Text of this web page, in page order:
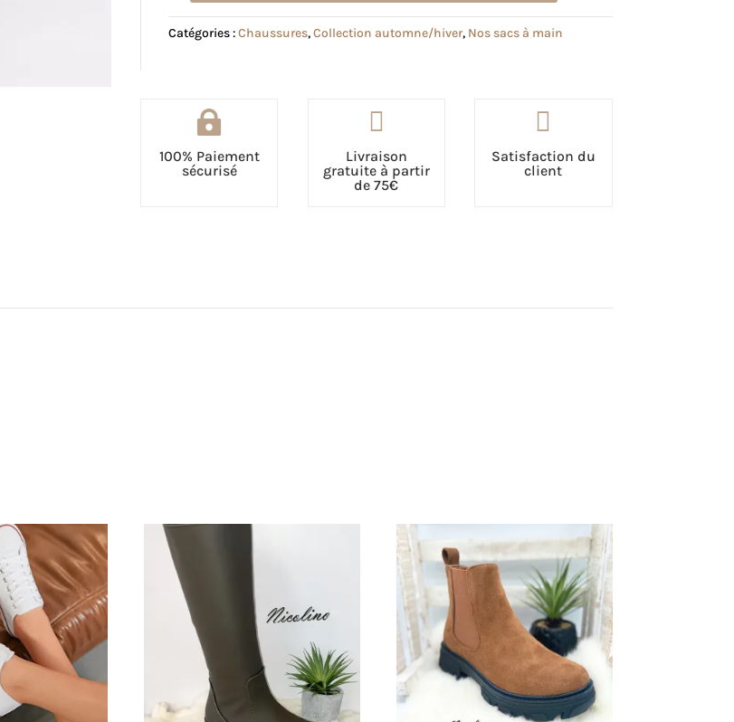
de
Sac
Catégories :Chaussures,Collection automne/hiver, Nos sacs à main

100% Paiement
sécurisé

Livraison
gratuite à partir
de 75€

Satisfaction du
client